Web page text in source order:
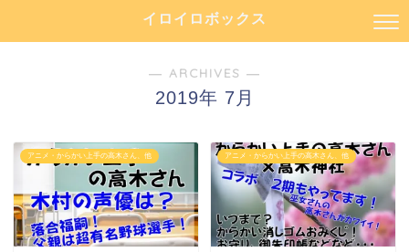
イロイロボックス
― ARCHIVES ―
2019年 7月
アニメ・からかい上手の高木さん、他 アニメ・からかい上手の高木さん、他